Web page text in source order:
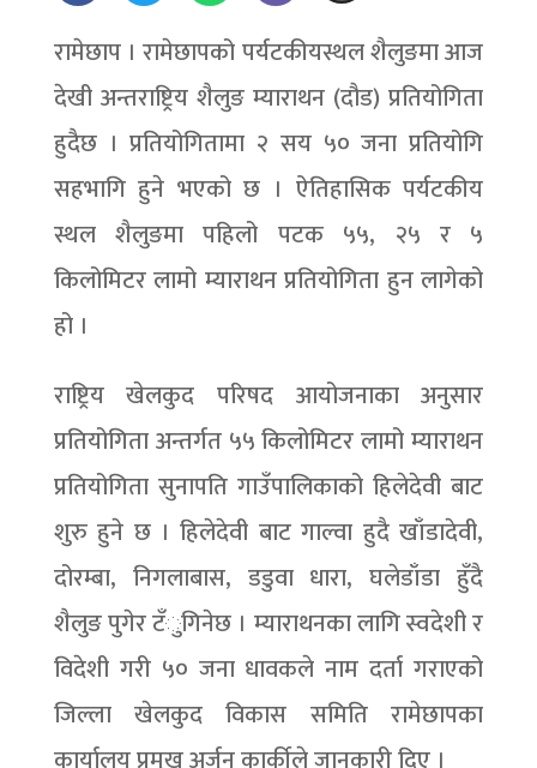
रामेछाप । रामेछापको पर्यटकीयस्थल शैलुङमा आज
देखी अन्तराष्ट्रिय शैलुङ म्याराथन (दौड) प्रतियोगिता
हुदैछ । प्रतियोगितामा २ सय ५० जना प्रतियोगि
सहभागि हुने भएको छ । ऐतिहासिक पर्यटकीय
स्थल शैलुङमा पहिलो पटक ५५, २५ र ५
किलोमिटर लामो म्याराथन प्रतियोगिता हुन लागेको
हो ।
राष्ट्रिय खेलकुद परिषद आयोजनाका अनुसार
प्रतियोगिता अन्तर्गत ५५ किलोमिटर लामो म्याराथन
प्रतियोगिता सुनापति गाउँपालिकाको हिलेदेवी बाट
शुरु हुने छ । हिलेदेवी बाट गाल्वा हुदै खाँडादेवी,
दोरम्बा, निगलाबास, डडुवा धारा, घलेडाँडा हुँदै
शैलुङ पुगेर टँुगिनेछ । म्याराथनका लागि स्वदेशी र
विदेशी गरी ५० जना धावकले नाम दर्ता गराएको
जिल्ला खेलकुद विकास समिति रामेछापका